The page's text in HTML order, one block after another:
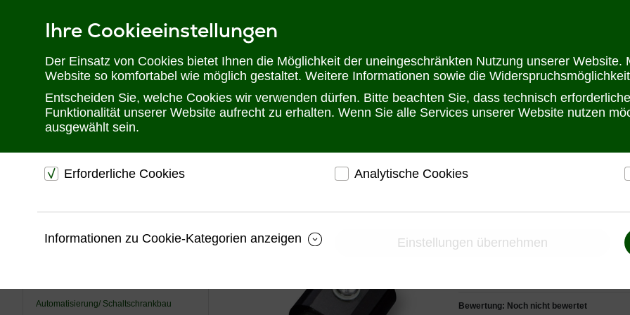
Ihre Cookieeinstellungen
Der Einsatz von Cookies bietet Ihnen die Möglichkeit der uneingeschränkten Nutzung unserer
Website so komfortabel wie möglich gestaltet. Weitere Informationen sowie die
Entscheiden Sie, welche Cookies wir verwenden dürfen. Bitte beachten Sie, dass technisch
Funktionalität unserer Website aufrecht zu erhalten. Wenn Sie alle Services unserer Website nutzen
ausgewählt sein.
Erforderliche Cookies
Website.
Analytische Cookies
Besucherverhalten kennenzulernen und die Website
Ermöglichen eine Verbesserung des
Informationen zu Cookie-Kategorien anzeigen Einstellungen übernehmen
Telefon: 02302 28 28 30
USV
Automatisierung/ Schaltschrankbau
2.4/5GHz WLAN-
Bewertung: Noch nicht bewertet